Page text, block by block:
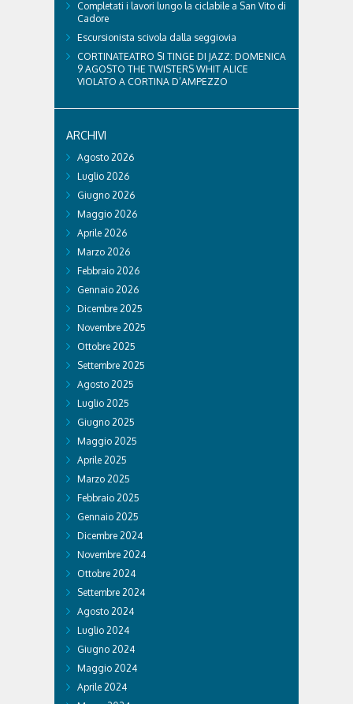
Completati i lavori lungo la ciclabile a San Vito di
Cadore
Escursionista scivola dalla seggiovia
CORTINATEATRO SI TINGE DI JAZZ: DOMENICA
9 AGOSTO THE TWISTERS WHIT ALICE
VIOLATO A CORTINA D’AMPEZZO
ARCHIVI
Agosto 2026
Luglio 2026
Giugno 2026
Maggio 2026
Aprile 2026
Marzo 2026
Febbraio 2026
Gennaio 2026
Dicembre 2025
Novembre 2025
Ottobre 2025
Settembre 2025
Agosto 2025
Luglio 2025
Giugno 2025
Maggio 2025
Aprile 2025
Marzo 2025
Febbraio 2025
Gennaio 2025
Dicembre 2024
Novembre 2024
Ottobre 2024
Settembre 2024
Agosto 2024
Luglio 2024
Giugno 2024
Maggio 2024
Aprile 2024